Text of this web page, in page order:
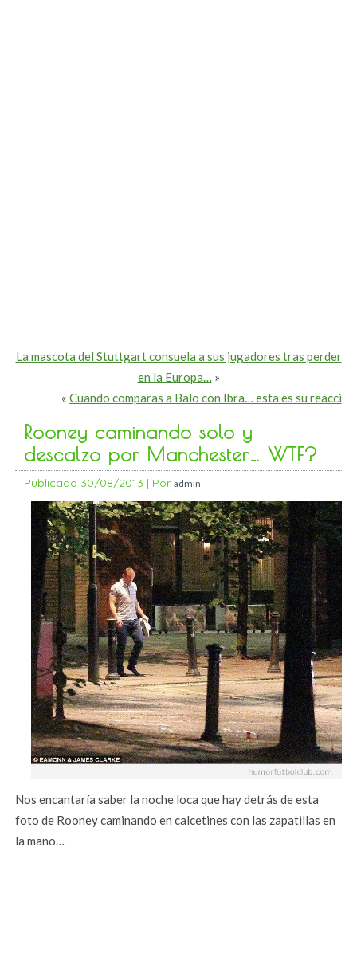
La mascota del Stuttgart consuela a sus jugadores tras perder
en la Europa… »
« Cuando comparas a Balo con Ibra… esta es su reacci
Rooney caminando solo y
descalzo por Manchester… WTF?
Publicado 30/08/2013 | Por admin
Nos encantaría saber la noche loca que hay detrás de esta
foto de Rooney caminando en calcetines con las zapatillas en
la mano…